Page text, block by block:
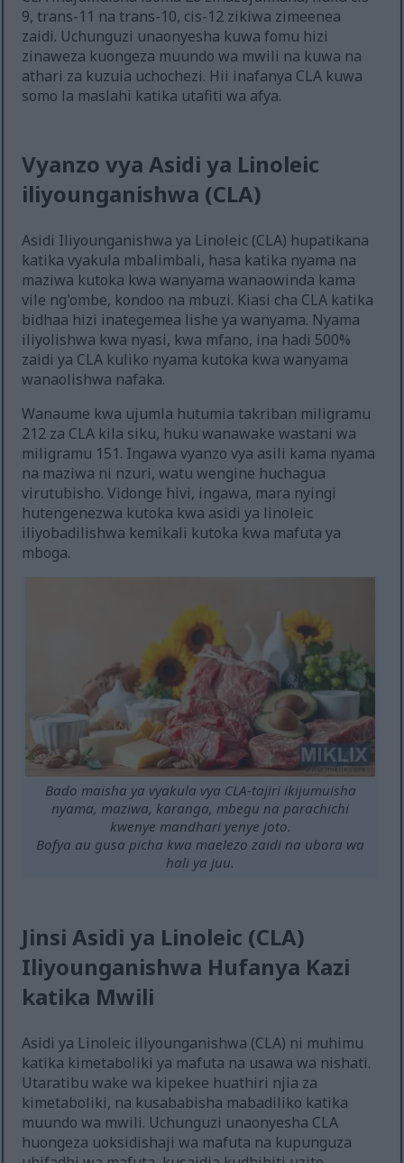
9, trans-11 na trans-10, cis-12 zikiwa zimeenea
zaidi. Uchunguzi unaonyesha kuwa fomu hizi
zinaweza kuongeza muundo wa mwili na kuwa na
athari za kuzuia uchochezi. Hii inafanya CLA kuwa
somo la maslahi katika utafiti wa afya.
Vyanzo vya Asidi ya Linoleic
iliyounganishwa (CLA)
Asidi Iliyounganishwa ya Linoleic (CLA) hupatikana
katika vyakula mbalimbali, hasa katika nyama na
maziwa kutoka kwa wanyama wanaowinda kama
vile ng'ombe, kondoo na mbuzi. Kiasi cha CLA katika
bidhaa hizi inategemea lishe ya wanyama. Nyama
iliyolishwa kwa nyasi, kwa mfano, ina hadi 500%
zaidi ya CLA kuliko nyama kutoka kwa wanyama
wanaolishwa nafaka.
Wanaume kwa ujumla hutumia takriban miligramu
212 za CLA kila siku, huku wanawake wastani wa
miligramu 151. Ingawa vyanzo vya asili kama nyama
na maziwa ni nzuri, watu wengine huchagua
virutubisho. Vidonge hivi, ingawa, mara nyingi
hutengenezwa kutoka kwa asidi ya linoleic
iliyobadilishwa kemikali kutoka kwa mafuta ya
mboga.
Bado maisha ya vyakula vya CLA-tajiri ikijumuisha
nyama, maziwa, karanga, mbegu na parachichi
kwenye mandhari yenye joto.
Bofya au gusa picha kwa maelezo zaidi na ubora wa
hali ya juu.
Jinsi Asidi ya Linoleic (CLA)
Iliyounganishwa Hufanya Kazi
katika Mwili
Asidi ya Linoleic iliyounganishwa (CLA) ni muhimu
katika kimetaboliki ya mafuta na usawa wa nishati.
Utaratibu wake wa kipekee huathiri njia za
kimetaboliki, na kusababisha mabadiliko katika
muundo wa mwili. Uchunguzi unaonyesha CLA
huongeza uoksidishaji wa mafuta na kupunguza